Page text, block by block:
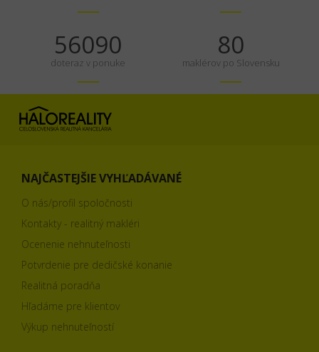
70113
doteraz v ponuke
100
maklérov po Slovensku
NAJČASTEJŠIE VYHĽADÁVANÉ
O nás/profil spoločnosti
Kontakty - realitný makléri
Ocenenie nehnuteľnosti
Potvrdenie pre dedičské konanie
Realitná poradňa
Hľadáme pre klientov
Výkup nehnuteľností